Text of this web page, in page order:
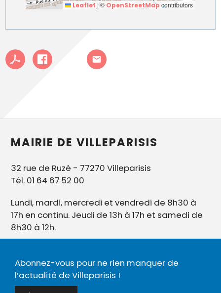
Leaflet |© OpenStreetMap contributors
MAIRIE DE VILLEPARISIS
32 rue de Ruzé - 77270 Villeparisis
Tél. 01 64 67 52 00
Lundi, mardi, mercredi et vendredi de 8h30 à
17h en continu. Jeudi de 13h à 17h et samedi de
8h30 à 12h.
Abonnez-vous pour ne rien manquer de
l’actualité de Villeparisis !